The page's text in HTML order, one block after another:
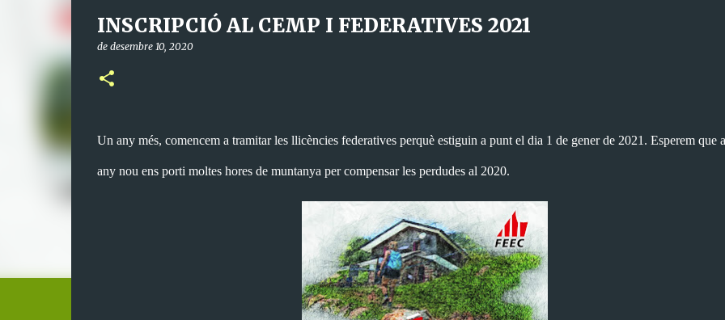
INSCRIPCIÓ AL CEMP I FEDERATIVES 2021
de desembre 10, 2020
Un any més, comencem a tramitar les llicències federatives perquè estiguin a punt el dia 1 de gener de 2021. Esperem que
any nou ens porti moltes hores de muntanya per compensar les perdudes al 2020.